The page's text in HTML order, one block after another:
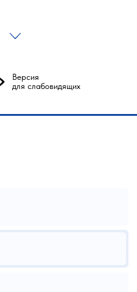
Версия
для слабовидящих